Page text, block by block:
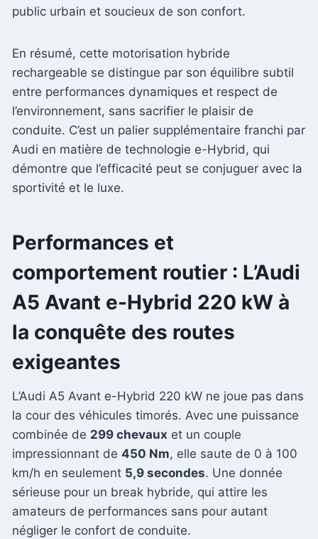
public urbain et soucieux de son confort.
En résumé, cette motorisation hybride
rechargeable se distingue par son équilibre subtil
entre performances dynamiques et respect de
l’environnement, sans sacrifier le plaisir de
conduite. C’est un palier supplémentaire franchi par
Audi en matière de technologie e-Hybrid, qui
démontre que l’efficacité peut se conjuguer avec la
sportivité et le luxe.
Performances et
comportement routier : L’Audi
A5 Avant e-Hybrid 220 kW à
la conquête des routes
exigeantes
L’Audi A5 Avant e-Hybrid 220 kW ne joue pas dans
la cour des véhicules timorés. Avec une puissance
combinée de 299 chevaux et un couple
impressionnant de 450 Nm, elle saute de 0 à 100
km/h en seulement 5,9 secondes. Une donnée
sérieuse pour un break hybride, qui attire les
amateurs de performances sans pour autant
négliger le confort de conduite.